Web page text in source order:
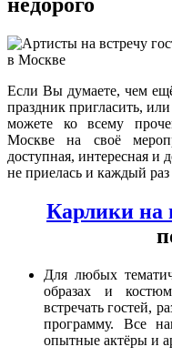
Если Вы думаете, чем
праздник пригласить,
можете ко всему
Москве на своё
доступная, интересная и
не приелась и каждый раз
Карлики на
Для любых
образах и
встречать гостей,
программу. Все
опытные актёры и